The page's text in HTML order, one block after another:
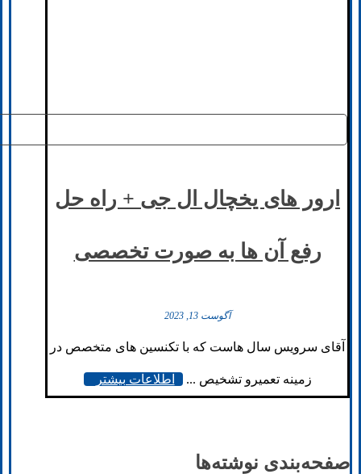
ارور های یخچال ال جی + راه حل
رفع آن ها به صورت تخصصی
آگوست 13, 2023
آقای سرویس سال هاست که با تکنسین های متخصص در
زمینه تعمیرو تشخیص ... اطلاعات بیشتر
صفحه‌بندی نوشته‌ها